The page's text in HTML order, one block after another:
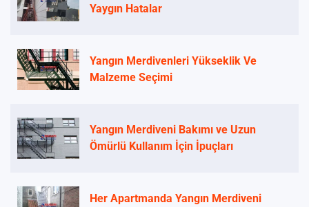
Yaygın Hatalar
Yangın Merdivenleri Yükseklik Ve
Malzeme Seçimi
Yangın Merdiveni Bakımı ve Uzun
Ömürlü Kullanım İçin İpuçları
Her Apartmanda Yangın Merdiveni